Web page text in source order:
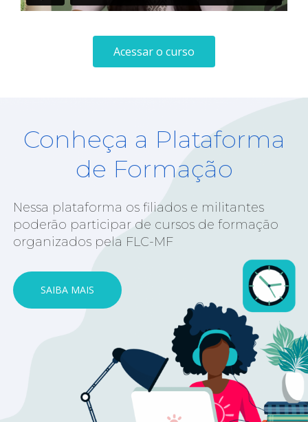
Acessar o curso
Conheça a Plataforma
de Formação
Nessa plataforma os filiados e militantes
poderão participar de cursos de formação
organizados pela FLC-MF
SAIBA MAIS